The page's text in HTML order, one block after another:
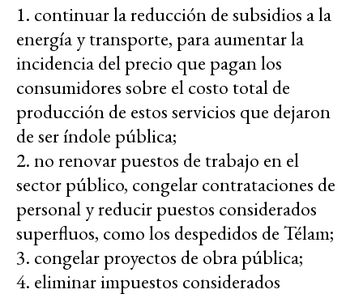
1. continuar la reducción de subsidios a la
energía y transporte, para aumentar la
incidencia del precio que pagan los
consumidores sobre el costo total de
producción de estos servicios que dejaron
de ser índole pública;
2. no renovar puestos de trabajo en el
sector público, congelar contrataciones de
personal y reducir puestos considerados
superfluos, como los despedidos de Télam;
3. congelar proyectos de obra pública;
4. eliminar impuestos considerados